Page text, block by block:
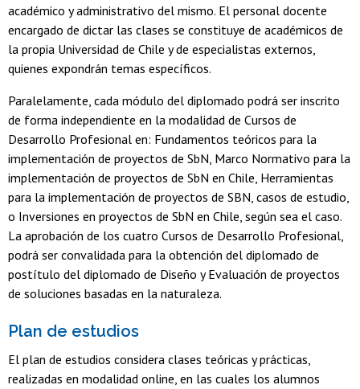
académico y administrativo del mismo. El personal docente
encargado de dictar las clases se constituye de académicos de
la propia Universidad de Chile y de especialistas externos,
quienes expondrán temas específicos.
Paralelamente, cada módulo del diplomado podrá ser inscrito
de forma independiente en la modalidad de Cursos de
Desarrollo Profesional en: Fundamentos teóricos para la
implementación de proyectos de SbN, Marco Normativo para la
implementación de proyectos de SbN en Chile, Herramientas
para la implementación de proyectos de SBN, casos de estudio,
o Inversiones en proyectos de SbN en Chile, según sea el caso.
La aprobación de los cuatro Cursos de Desarrollo Profesional,
podrá ser convalidada para la obtención del diplomado de
postítulo del diplomado de Diseño y Evaluación de proyectos
de soluciones basadas en la naturaleza.
Plan de estudios
El plan de estudios considera clases teóricas y prácticas,
realizadas en modalidad online, en las cuales los alumnos